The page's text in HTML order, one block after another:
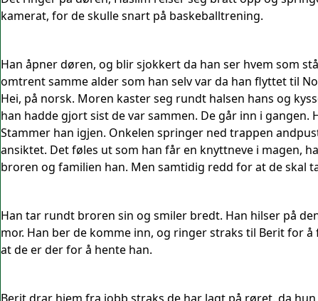
kamerat, for de skulle snart på baskeballtrening.
Han åpner døren, og blir sjokkert da han ser hvem som
omtrent samme alder som han selv var da han flyttet til
Hei, på norsk. Moren kaster seg rundt halsen hans og
han hadde gjort sist de var sammen. De går inn i gangen.
Stammer han igjen. Onkelen springer ned trappen
ansiktet. Det føles ut som han får en knyttneve i magen,
broren og familien han. Men samtidig redd for at de skal
Han tar rundt broren sin og smiler bredt. Han hilser på
mor. Han ber de komme inn, og ringer straks til Berit for
at de er der for å hente han.